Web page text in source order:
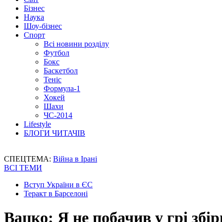
Бізнес
Наука
Шоу-бізнес
Спорт
Всі новини розділу
Футбол
Бокс
Баскетбол
Теніс
Формула-1
Хокей
Шахи
ЧС-2014
Lifestyle
БЛОГИ ЧИТАЧІВ
СПЕЦТЕМА: Війна в Ірані
ВСІ ТЕМИ
Вступ України в ЄС
Теракт в Барселоні
Вацко: Я не побачив у грі